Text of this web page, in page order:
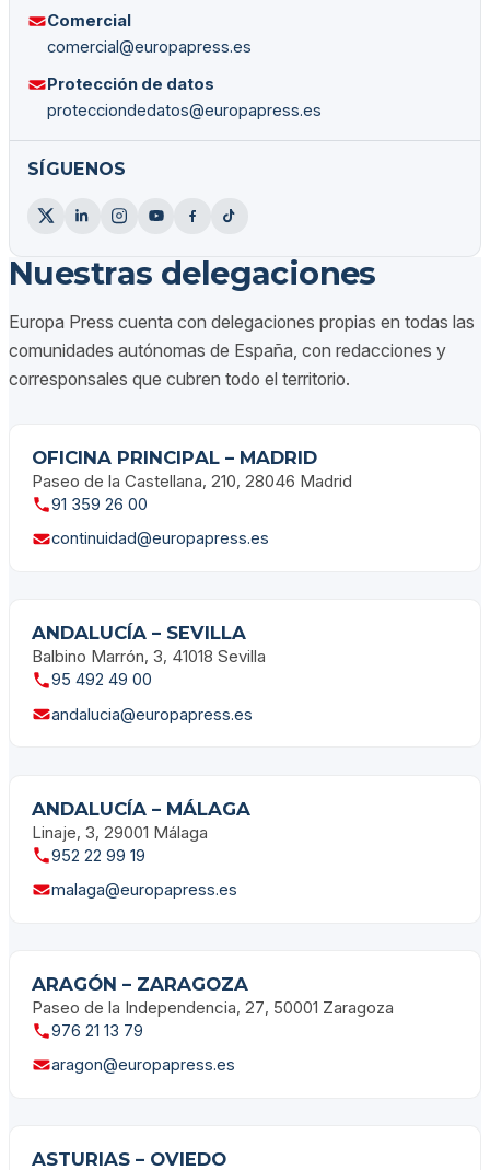
Comercial
comercial@europapress.es
Protección de datos
protecciondedatos@europapress.es
SÍGUENOS
Nuestras delegaciones
Europa Press cuenta con delegaciones propias en todas las
comunidades autónomas de España, con redacciones y
corresponsales que cubren todo el territorio.
OFICINA PRINCIPAL – MADRID
Paseo de la Castellana, 210, 28046 Madrid
91 359 26 00
continuidad@europapress.es
ANDALUCÍA – SEVILLA
Balbino Marrón, 3, 41018 Sevilla
95 492 49 00
andalucia@europapress.es
ANDALUCÍA – MÁLAGA
Linaje, 3, 29001 Málaga
952 22 99 19
malaga@europapress.es
ARAGÓN – ZARAGOZA
Paseo de la Independencia, 27, 50001 Zaragoza
976 21 13 79
aragon@europapress.es
ASTURIAS – OVIEDO